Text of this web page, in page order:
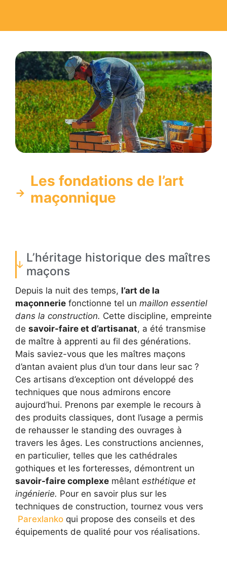
Les fondations de l’art
maçonnique
L’héritage historique des maîtres
maçons
Depuis la nuit des temps, l’art de la
maçonnerie fonctionne tel un maillon essentiel
dans la construction. Cette discipline, empreinte
de savoir-faire et d’artisanat, a été transmise
de maître à apprenti au fil des générations.
Mais saviez-vous que les maîtres maçons
d’antan avaient plus d’un tour dans leur sac ?
Ces artisans d’exception ont développé des
techniques que nous admirons encore
aujourd’hui. Prenons par exemple le recours à
des produits classiques, dont l’usage a permis
de rehausser le standing des ouvrages à
travers les âges. Les constructions anciennes,
en particulier, telles que les cathédrales
gothiques et les forteresses, démontrent un
savoir-faire complexe mêlant esthétique et
ingénierie. Pour en savoir plus sur les
techniques de construction, tournez vous vers
Parexlanko qui propose des conseils et des
équipements de qualité pour vos réalisations.